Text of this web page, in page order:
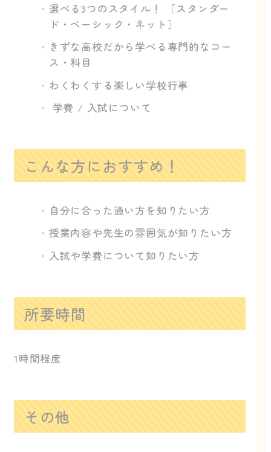
選べる3つのスタイル！ ［スタンダー
ド・ベーシック・ネット］
きずな高校だから学べる専門的なコー
ス・科目
わくわくする楽しい学校行事
学費 / 入試について
こんな方におすすめ！
自分に合った通い方を知りたい方
授業内容や先生の雰囲気が知りたい方
入試や学費について知りたい方
所要時間
1時間程度
その他